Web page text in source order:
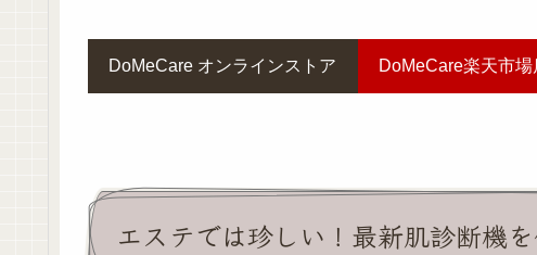
DoMeCare オンラインストア DoMeCare楽天市場
エステでは珍しい！最新肌診断機